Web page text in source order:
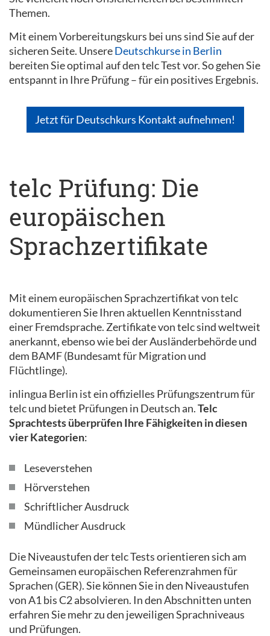
Themen.
Mit einem Vorbereitungskurs bei uns sind Sie auf der
sicheren Seite. UnsereDeutschkurse in Berlin
bereiten Sie optimal auf den telc Test vor. So gehen Sie
entspannt in Ihre Prüfung – für ein positives Ergebnis.
Jetzt für Deutschkurs Kontakt aufnehmen!
telc Prüfung: Die
europäischen
Sprachzertifikate
Mit einem europäischen Sprachzertifikat von telc
dokumentieren Sie Ihren aktuellen Kenntnisstand
einer Fremdsprache. Zertifikate von telc sind weltweit
anerkannt, ebenso wie bei der Ausländerbehörde und
dem BAMF (Bundesamt für Migration und
Flüchtlinge).
inlingua Berlin ist ein offizielles Prüfungszentrum für
telc und bietet Prüfungen in Deutsch an.Telc
Sprachtests überprüfen Ihre Fähigkeiten in diesen
vier Kategorien:
Leseverstehen
Hörverstehen
Schriftlicher Ausdruck
Mündlicher Ausdruck
Die Niveaustufen der telc Tests orientieren sich am
Gemeinsamen europäischen Referenzrahmen für
Sprachen (GER). Sie können Sie in den Niveaustufen
von A1 bis C2 absolvieren. In den Abschnitten unten
erfahren Sie mehr zu den jeweiligen Sprachniveaus
und Prüfungen.